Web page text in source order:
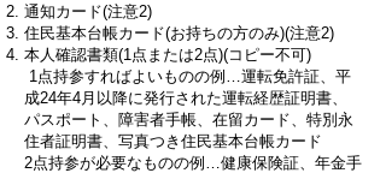
通知カード(注意2)
住民基本台帳カード(お持ちの方のみ)(注意2)
本人確認書類(1点または2点)(コピー不可)
1点持参すればよいものの例…運転免許証、平
成24年4月以降に発行された運転経歴証明書、
パスポート、障害者手帳、在留カード、特別永
住者証明書、写真つき住民基本台帳カード
2点持参が必要なものの例…健康保険証、年金手